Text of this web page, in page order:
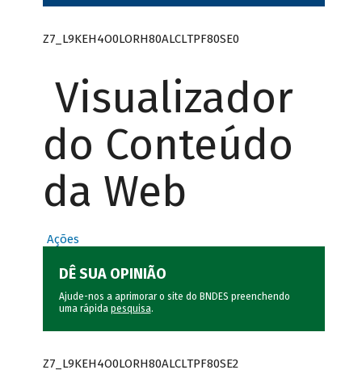
Z7_L9KEH4O0LORH80ALCLTPF80SE0
Visualizador
do Conteúdo
da Web
Ações
DÊ SUA OPINIÃO
Ajude-nos a aprimorar o site do BNDES preenchendo
uma rápida pesquisa.
Z7_L9KEH4O0LORH80ALCLTPF80SE2